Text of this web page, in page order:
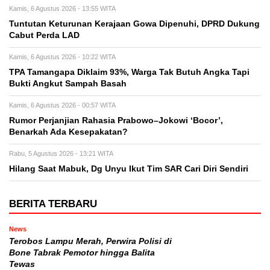
Kamis, 6 Agustus 2026 - 13:55 WITA
Tuntutan Keturunan Kerajaan Gowa Dipenuhi, DPRD Dukung
Cabut Perda LAD
Kamis, 6 Agustus 2026 - 10:22 WITA
TPA Tamangapa Diklaim 93%, Warga Tak Butuh Angka Tapi
Bukti Angkut Sampah Basah
Kamis, 6 Agustus 2026 - 00:57 WITA
Rumor Perjanjian Rahasia Prabowo–Jokowi ‘Bocor’,
Benarkah Ada Kesepakatan?
Rabu, 5 Agustus 2026 - 13:21 WITA
Hilang Saat Mabuk, Dg Unyu Ikut Tim SAR Cari Diri Sendiri
BERITA TERBARU
News
Terobos Lampu Merah, Perwira Polisi di
Bone Tabrak Pemotor hingga Balita
Tewas